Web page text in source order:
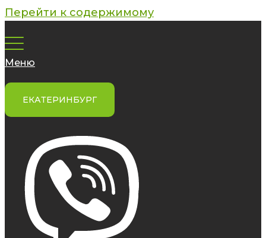
Перейти к содержимому
Меню
ЕКАТЕРИНБУРГ